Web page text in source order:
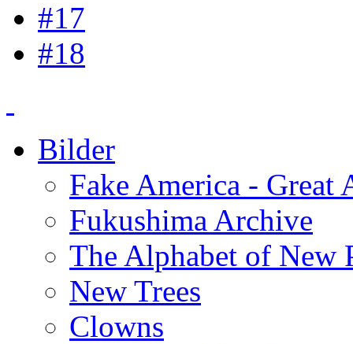
#17
#18
Bilder
Fake America - Great
Fukushima Archive
The Alphabet of New
New Trees
Clowns